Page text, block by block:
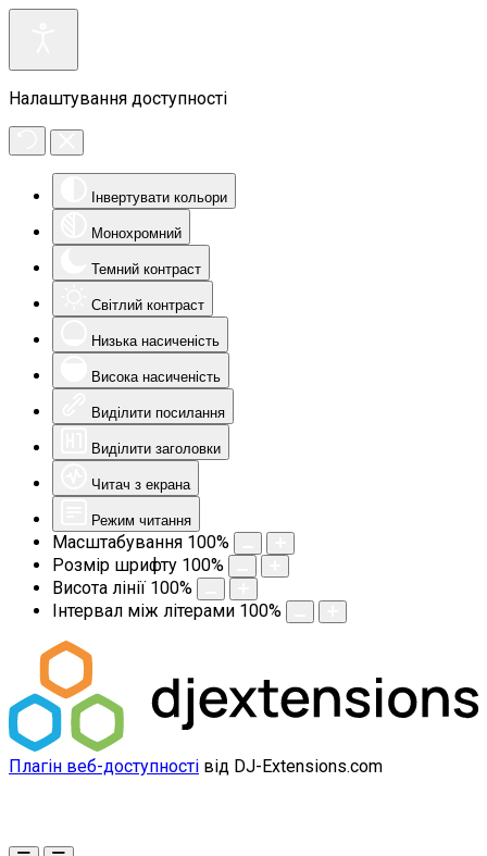
Налаштування доступності
Інвертувати кольори
Монохромний
Темний контраст
Світлий контраст
Низька насиченість
Висока насиченість
Виділити посилання
Виділити заголовки
Читач з екрана
Режим читання
Масштабування 100%
Розмір шрифту 100%
Висота лінії 100%
Інтервал між літерами 100%
Плагін веб-доступності від DJ-Extensions.com